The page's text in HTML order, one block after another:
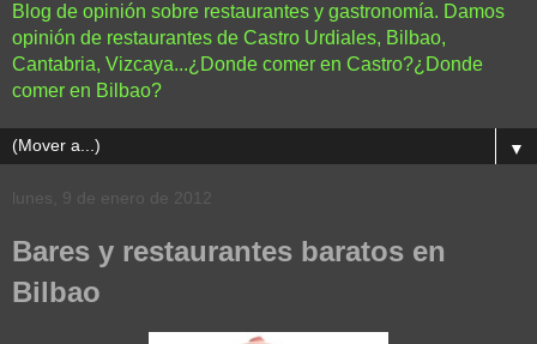
Blog de opinión sobre restaurantes y gastronomía. Damos
opinión de restaurantes de Castro Urdiales, Bilbao,
Cantabria, Vizcaya...¿Donde comer en Castro?¿Donde
comer en Bilbao?
▼
lunes, 9 de enero de 2012
Bares y restaurantes baratos en
Bilbao